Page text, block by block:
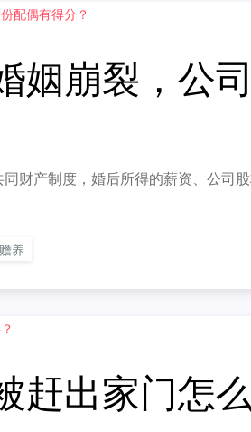
姻崩裂，公
财产制度，婚后所得的薪资、公司股
养
赶出家门怎